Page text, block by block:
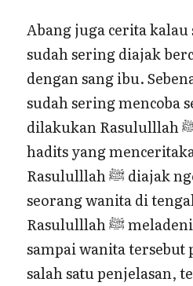
Abang juga cerita
sudah sering diajak
dengan sang ibu.
sudah sering mencoba
dilakukan Rasululllah ﷺ. Ada salah satu
hadits yang
Rasululllah ﷺ diajak ngomong oleh
seorang wanita di
Rasululllah ﷺ meladeni sang wanita
sampai wanita tersebut
salah satu penjelasan,